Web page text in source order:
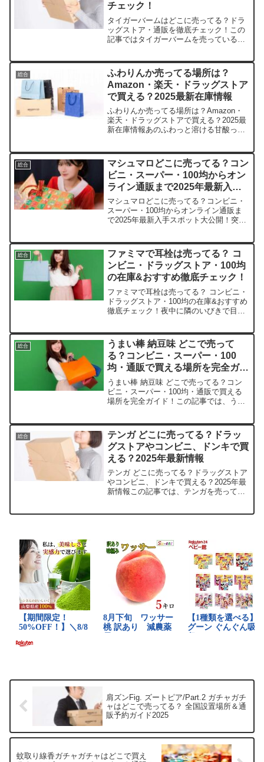
チェック！
タイガーバームはどこに売ってる？ドラ
ッグストア・通販を徹底チェック！この
記事ではタイガーバームを売っている取
ガーバーム」が一時販売中止になってい
た理由かつてタイガーバー...
総合
ふわりんか売ってる場所は？
Amazon・楽天・ドラッグストア
で買える？2025最新在庫情報
ふわりんか売ってる場所は？Amazon・
楽天・ドラッグストアで買える？2025最
新在庫情報あのふわっと溶ける甘酸っぱ
続出中ですね。私もスーパーで見かけな
くなって焦りまし...
総合
マシュマロどこに売ってる？コン
ビニ・スーパー・100均からオン
ライン通販まで2025年最新入手
スポット大公開！
マシュマロどこに売ってる？コンビニ・
スーパー・100均からオンライン通販ま
で2025年最新入手スポット大公開！突然
ュマロを売っている取扱店や、平均的な
値段、安く買える場...
総合
ファミマで耳栓は売ってる？ コ
ンビニ・ドラッグストア・100均
の在庫&おすすめ徹底チェック！
ファミマで耳栓は売ってる？ コンビニ・
ドラッグストア・100均の在庫&おすすめ
徹底チェック！夜中に隣のいびきで目が
欲しい！」を全力サポートします。この
記事では耳栓の取扱...
総合
うまい棒 納豆味 どこで売って
る？コンビニ・スーパー・100
均・通販で買える場所を完全ガイ
ド！
うまい棒 納豆味 どこで売ってる？コン
ビニ・スーパー・100均・通販で買える
場所を完全ガイド！この記事では、うま
介します。納豆のクセがたまらないあの
お菓子、きっとあなた...
総合
テンガ どこに売ってる？ドラッ
グストアやコンビニ、ドンキで買
える？2025年最新情報
テンガ どこに売ってる？ドラッグストア
やコンビニ、ドンキで買える？2025年最
新情報この記事では、テンガを売ってい
肩ズンFig. ズートピア/Part.2 ガチャガチ
ャはどこで売ってる？ 全国設置場所＆通
販予約ガイド2025
蚊取り線香ガチャガチャはどこで買え